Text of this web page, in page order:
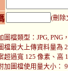
(刪除
圖檔類型：JPG, PNG
檔最大上傳資料量為
超過寬 125 像素、高
加圖檔使用量大小：